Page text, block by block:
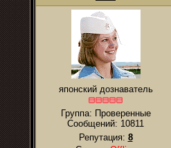
японский дознаватель
Группа: Проверенные
Сообщений: 10811
Репутация: 8